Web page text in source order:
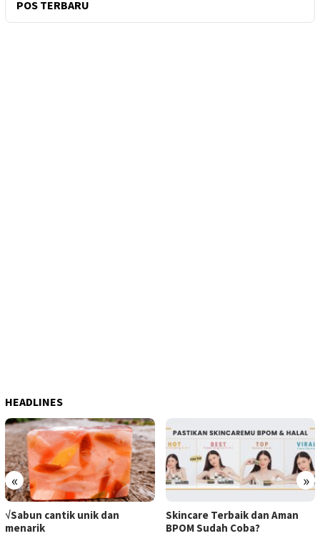
POS TERBARU
HEADLINES
« »
√Sabun cantik unik dan
menarik
Skincare Terbaik dan Aman
BPOM Sudah Coba?